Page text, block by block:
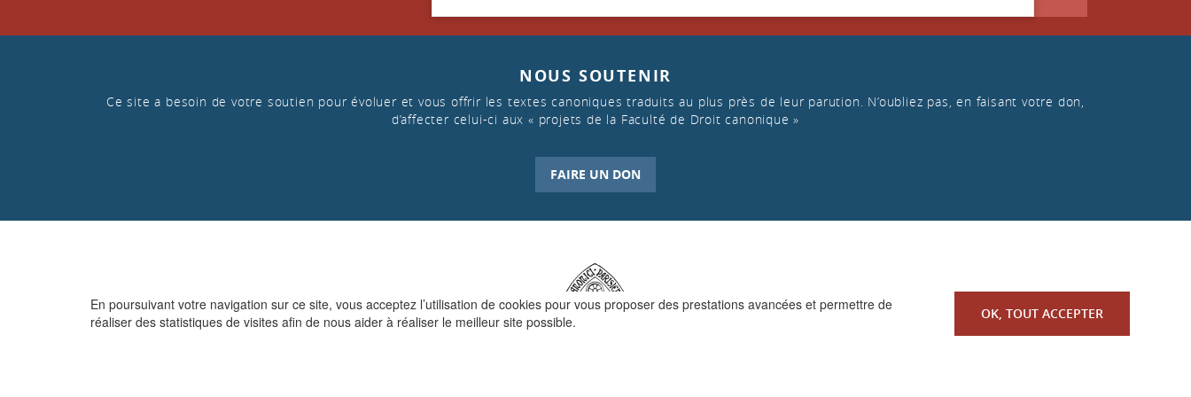
En poursuivant votre navigation sur ce site, vous acceptez l’utilisation de cookies pour vous proposer des prestations avancées et permettre de
réaliser des statistiques de visites afin de nous aider à réaliser le meilleur site possible.
OK, TOUT ACCEPTER
NOUS SOUTENIR
Ce site a besoin de votre soutien pour évoluer et vous offrir les textes canoniques traduits au plus près de leur parution. N’oubliez pas, en faisant votre don,
d’affecter celui-ci aux « projets de la Faculté de Droit canonique »
FAIRE UN DON